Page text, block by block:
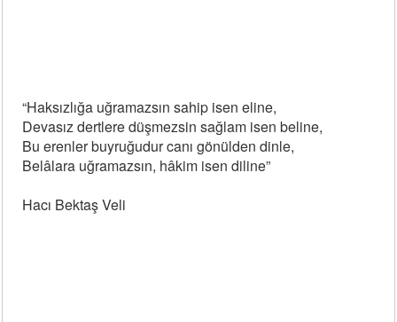
“Haksızlığa uğramazsın sahip isen eline,
Devasız dertlere düşmezsin sağlam isen beline,
Bu erenler buyruğudur canı gönülden dinle,
Belâlara uğramazsın, hâkim isen diline”
Hacı Bektaş Veli